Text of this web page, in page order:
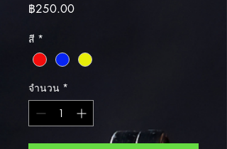
฿250.00ราคา
สี *
จำนวน *